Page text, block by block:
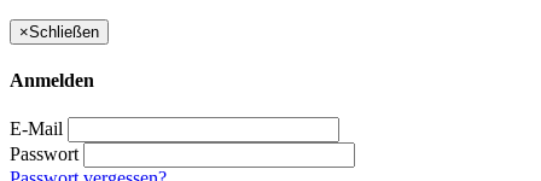
×Schließen
Anmelden
E-Mail
Passwort